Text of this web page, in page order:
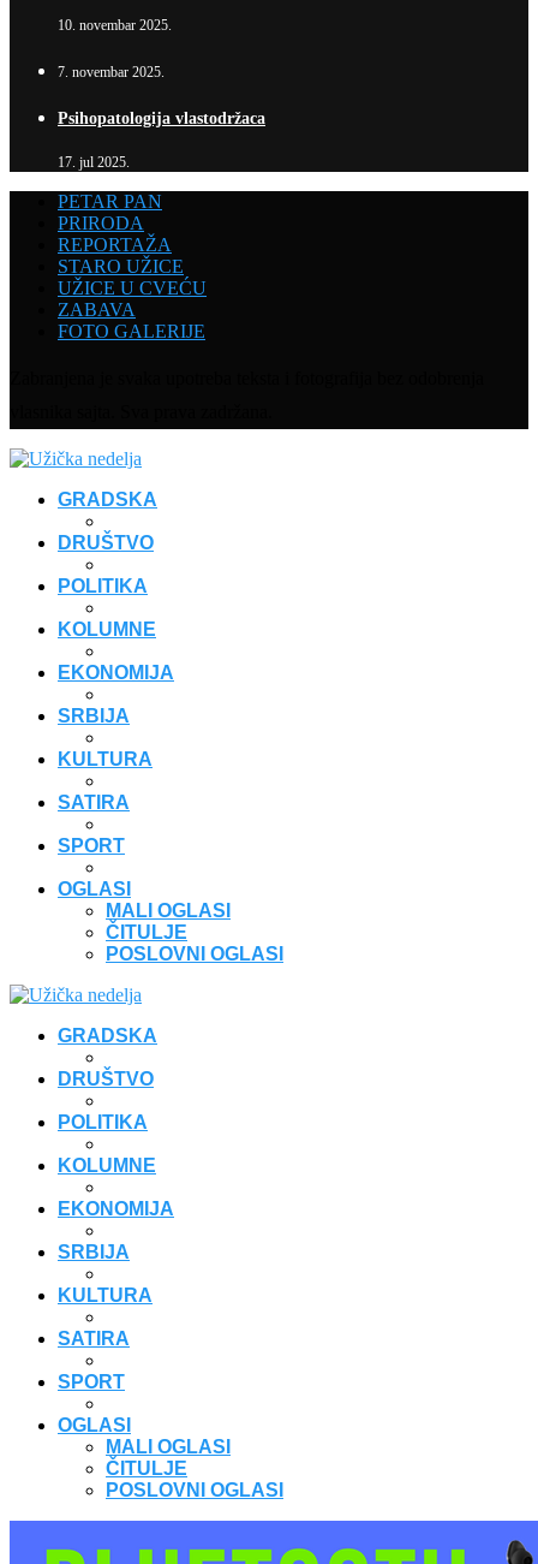
10. novembar 2025.
7. novembar 2025.
Psihopatologija vlastodržaca
17. jul 2025.
PETAR PAN
PRIRODA
REPORTAŽA
STARO UŽICE
UŽICE U CVEĆU
ZABAVA
FOTO GALERIJE
GRADSKA
DRUŠTVO
POLITIKA
KOLUMNE
EKONOMIJA
SRBIJA
KULTURA
SATIRA
SPORT
OGLASI
MALI OGLASI
ČITULJE
POSLOVNI OGLASI
GRADSKA
DRUŠTVO
POLITIKA
KOLUMNE
EKONOMIJA
SRBIJA
KULTURA
SATIRA
SPORT
OGLASI
MALI OGLASI
ČITULJE
POSLOVNI OGLASI